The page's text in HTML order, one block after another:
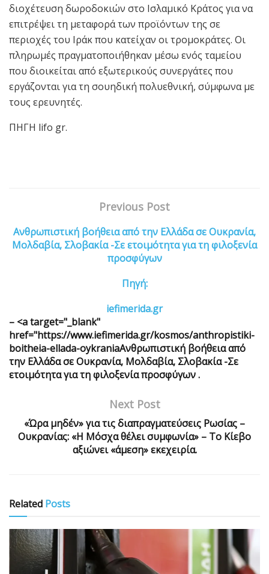
διοχέτευση δωροδοκιών στο Ισλαμικό Κράτος για να
επιτρέψει τη μεταφορά των προϊόντων της σε
περιοχές του Ιράκ που κατείχαν οι τρομοκράτες. Οι
πληρωμές πραγματοποιήθηκαν μέσω ενός ταμείου
που διοικείται από εξωτερικούς συνεργάτες που
εργάζονται για τη σουηδική πολυεθνική, σύμφωνα με
τους ερευνητές.
ΠΗΓΗ lifo gr.
Previous Post
Ανθρωπιστική βοήθεια από την Ελλάδα σε Ουκρανία,
Μολδαβία, Σλοβακία -Σε ετοιμότητα για τη φιλοξενία
προσφύγων
Πηγή:
iefimerida.gr
– <a target="_blank"
href="https://www.iefimerida.gr/kosmos/anthropistiki-
boitheia-ellada-oykraniaΑνθρωπιστική βοήθεια από
την Ελλάδα σε Ουκρανία, Μολδαβία, Σλοβακία -Σε
ετοιμότητα για τη φιλοξενία προσφύγων .
Next Post
«Ώρα μηδέν» για τις διαπραγματεύσεις Ρωσίας –
Ουκρανίας: «Η Μόσχα θέλει συμφωνία» – Το Κίεβο
αξιώνει «άμεση» εκεχειρία.
Related Posts